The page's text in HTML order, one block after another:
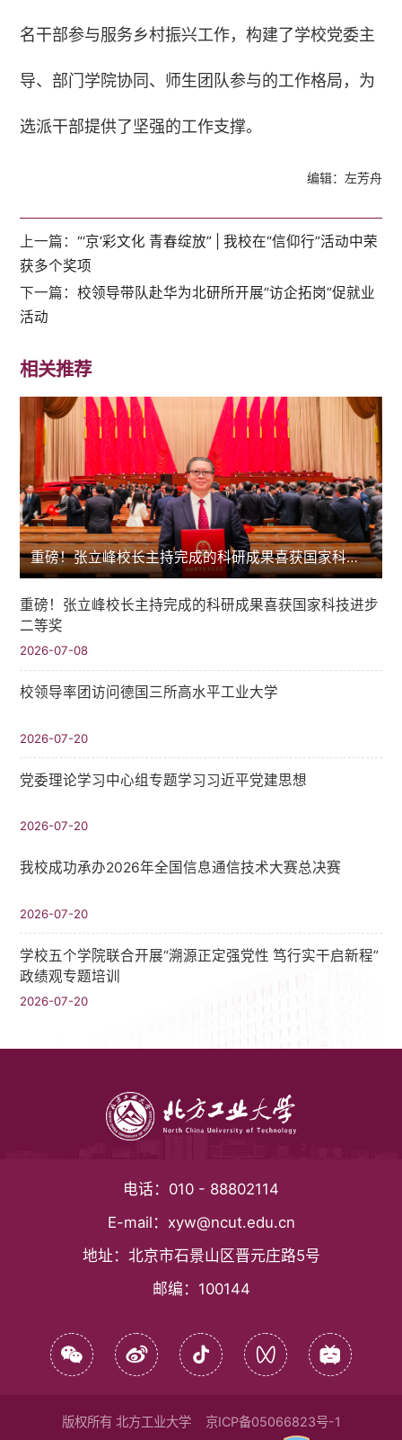
名干部参与服务乡村振兴工作，构建了学校党委主
导、部门学院协同、师生团队参与的工作格局，为
选派干部提供了坚强的工作支撑。
编辑：左芳舟
上一篇：“‘京’彩文化 青春绽放” | 我校在“信仰行”活动中荣
获多个奖项
下一篇：校领导带队赴华为北研所开展“访企拓岗”促就业
活动
相关推荐
重磅！张立峰校长主持完成的科研成果喜获国家科技进步二等奖
重磅！张立峰校长主持完成的科研成果喜获国家科技进步
二等奖
2026-07-08
校领导率团访问德国三所高水平工业大学
2026-07-20
党委理论学习中心组专题学习习近平党建思想
2026-07-20
我校成功承办2026年全国信息通信技术大赛总决赛
2026-07-20
学校五个学院联合开展“溯源正定强党性 笃行实干启新程”
政绩观专题培训
2026-07-20
电话： 010 - 88802114
E-mail： xyw@ncut.edu.cn
地址： 北京市石景山区晋元庄路5号
邮编： 100144
版权所有 北方工业大学 京ICP备05066823号-1